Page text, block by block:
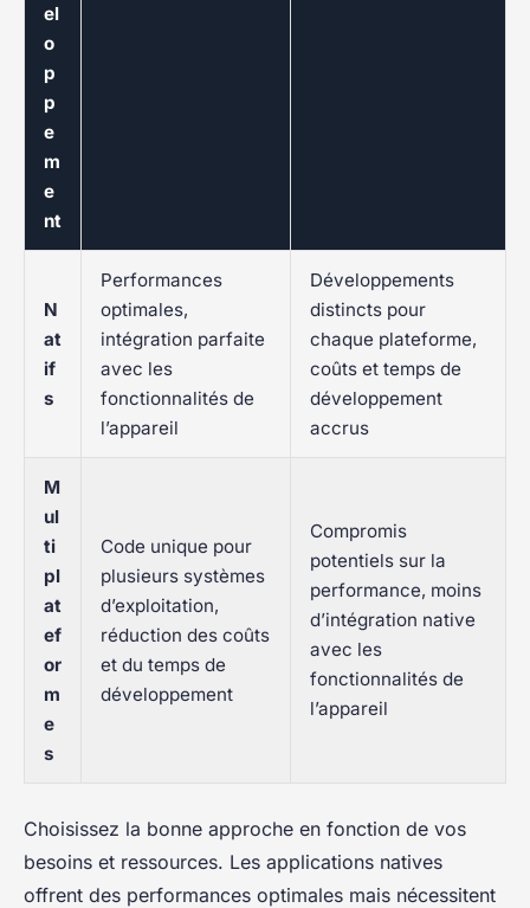
el
o
p
p
e
m
e
nt
N
at
if
s
Performances
optimales,
intégration parfaite
avec les
fonctionnalités de
l’appareil
Développements
distincts pour
chaque plateforme,
coûts et temps de
développement
accrus
M
ul
ti
pl
at
ef
or
m
e
s
Code unique pour
plusieurs systèmes
d’exploitation,
réduction des coûts
et du temps de
développement
Compromis
potentiels sur la
performance, moins
d’intégration native
avec les
fonctionnalités de
l’appareil
Choisissez la bonne approche en fonction de vos
besoins et ressources. Les applications natives
offrent des performances optimales mais nécessitent